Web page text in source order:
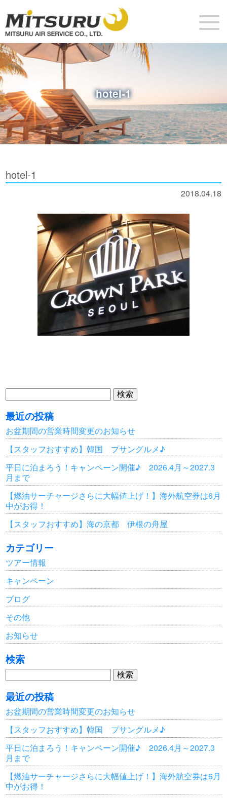
hotel-1
hotel-1
2018.04.18
検
索:
最近の投稿
お盆期間の営業時間変更のお知らせ
【スタッフおすすめ】韓国 プサングルメ♪
平日に泊まろう！キャンペーン開催♪ 2026.4月～2027.3
月まで
【燃油サーチャージさらに大幅値上げ！】海外航空券は6月
中がお得！
【スタッフおすすめ】海の京都 伊根の舟屋
カテゴリー
ツアー情報
キャンペーン
ブログ
その他
お知らせ
検索
検
索:
最近の投稿
お盆期間の営業時間変更のお知らせ
【スタッフおすすめ】韓国 プサングルメ♪
平日に泊まろう！キャンペーン開催♪ 2026.4月～2027.3
月まで
【燃油サーチャージさらに大幅値上げ！】海外航空券は6月
中がお得！